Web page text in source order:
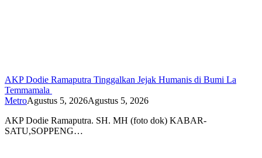
AKP Dodie Ramaputra Tinggalkan Jejak Humanis di Bumi La
Temmamala
MetroAgustus 5, 2026Agustus 5, 2026
AKP Dodie Ramaputra. SH. MH (foto dok) KABAR-
SATU,SOPPENG…